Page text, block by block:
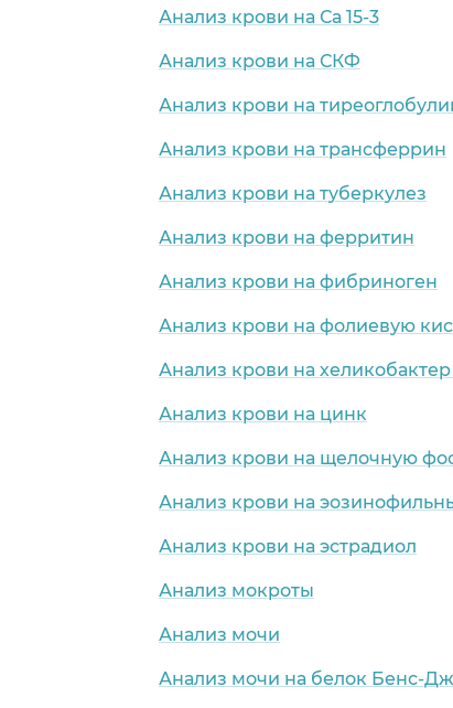
Анализ крови на Са 15-3
Анализ крови на СКФ
Анализ крови на
Анализ крови на трансферрин
Анализ крови на туберкулез
Анализ крови на ферритин
Анализ крови на фибриноген
Анализ крови на фолиевую
Анализ крови на
Анализ крови на цинк
Анализ крови на щелочную
Анализ крови на
Анализ крови на эстрадиол
Анализ мокроты
Анализ мочи
Анализ мочи на белок Бенс-